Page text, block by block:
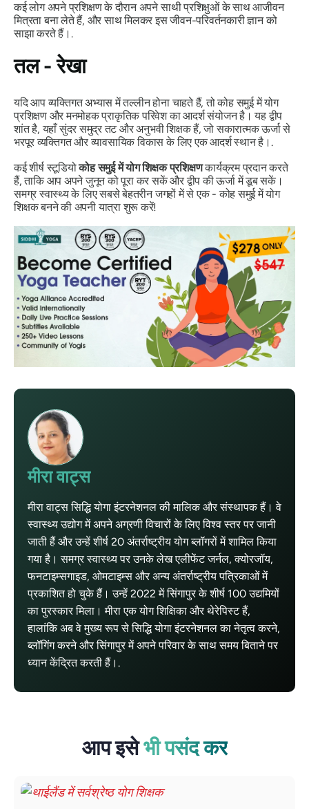
कई लोग अपने प्रशिक्षण के दौरान अपने साथी प्रशिक्षुओं के साथ आजीवन
मित्रता बना लेते हैं, और साथ मिलकर इस जीवन-परिवर्तनकारी ज्ञान को
साझा करते हैं।.
तल - रेखा
यदि आप व्यक्तिगत अभ्यास में तल्लीन होना चाहते हैं, तो कोह समुई में योग
प्रशिक्षण और मनमोहक प्राकृतिक परिवेश का आदर्श संयोजन है। यह द्वीप
शांत है, यहाँ सुंदर समुद्र तट और अनुभवी शिक्षक हैं, जो सकारात्मक ऊर्जा से
भरपूर व्यक्तिगत और व्यावसायिक विकास के लिए एक आदर्श स्थान है।.
कई शीर्ष स्टूडियोकोह समुई में योग शिक्षक प्रशिक्षणकार्यक्रम प्रदान करते
हैं, ताकि आप अपने जुनून को पूरा कर सकें और द्वीप की ऊर्जा में डूब सकें।
समग्र स्वास्थ्य के लिए सबसे बेहतरीन जगहों में से एक - कोह समुई में योग
शिक्षक बनने की अपनी यात्रा शुरू करें!
मीरा वाट्स
मीरा वाट्स सिद्धि योगा इंटरनेशनल की मालिक और संस्थापक हैं। वे
स्वास्थ्य उद्योग में अपने अग्रणी विचारों के लिए विश्व स्तर पर जानी
जाती हैं और उन्हें शीर्ष 20 अंतर्राष्ट्रीय योग ब्लॉगरों में शामिल किया
गया है। समग्र स्वास्थ्य पर उनके लेख एलीफेंट जर्नल, क्योरजॉय,
फनटाइम्सगाइड, ओमटाइम्स और अन्य अंतर्राष्ट्रीय पत्रिकाओं में
प्रकाशित हो चुके हैं। उन्हें 2022 में सिंगापुर के शीर्ष 100 उद्यमियों
का पुरस्कार मिला। मीरा एक योग शिक्षिका और थेरेपिस्ट हैं,
हालांकि अब वे मुख्य रूप से सिद्धि योगा इंटरनेशनल का नेतृत्व करने,
ब्लॉगिंग करने और सिंगापुर में अपने परिवार के साथ समय बिताने पर
ध्यान केंद्रित करती हैं।.
आप इसेभी पसंद कर